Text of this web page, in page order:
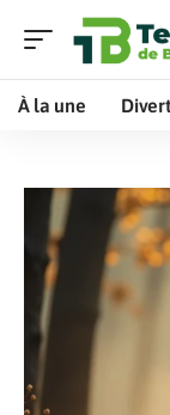
À la une